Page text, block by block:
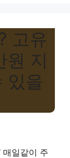
고유
원 지
있을
매일같이 주